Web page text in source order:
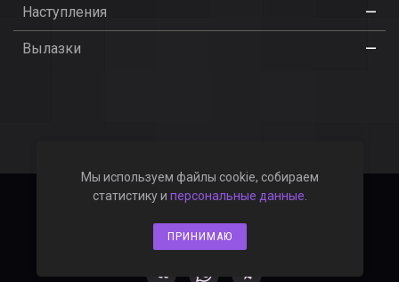
Наступления —
Вылазки —
Политика конфиденциальности
Мы используем файлы cookie, собираем
статистику и персональные данные
ПРИНИМАЮ